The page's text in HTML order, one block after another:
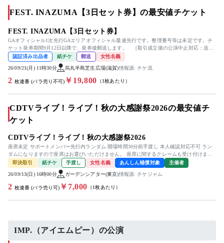
FEST. INAZUMA【3日セット券】の最安値チケット
FEST. INAZUMA【3日セット券】
GAオフィシャル1次先行GAエリアオフィシャル最速先行です。整理番号等は未定です。チ
ケット発券期間9月12日以降で、発券後郵送します。 ［取引成立後の公演中止対応：送
料・手数料を差し引いた全額を...
認証済み出品者 紙チケ 郵送 女性名義
26/09/21(月) 11時30分 烏丸半島芝生広場(滋賀)情報源: チケ流
2 枚連番 (バラ売り不可) ￥19,800 （1枚あたり）
CDTVライブ！ライブ！秋の大感謝祭2026の最安値チ
ケット
CDTVライブ！ライブ！秋の大感謝祭2026
座席未定 サポートメンバー先行内ランダム 開場時間30分前手渡し 本人確認対応不可 ラン
ダムになりますので座席はお選びいただけません。 座席に関するクレームも受け付けませ
ん。 紙チケットをお...
即決取引 紙チケ 手渡し 女性名義 あんしん補償対象 主催者
26/09/13(日) 16時00分 ガーデンシアター(東京)情報源: チケジャム
2 枚連番 (バラ売り可) ￥7,000 （1枚あたり）
IMP.（アイエムピー）の公演